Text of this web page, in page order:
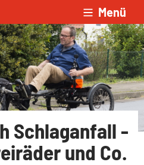
Menü
Schlaganfall -
und Co.